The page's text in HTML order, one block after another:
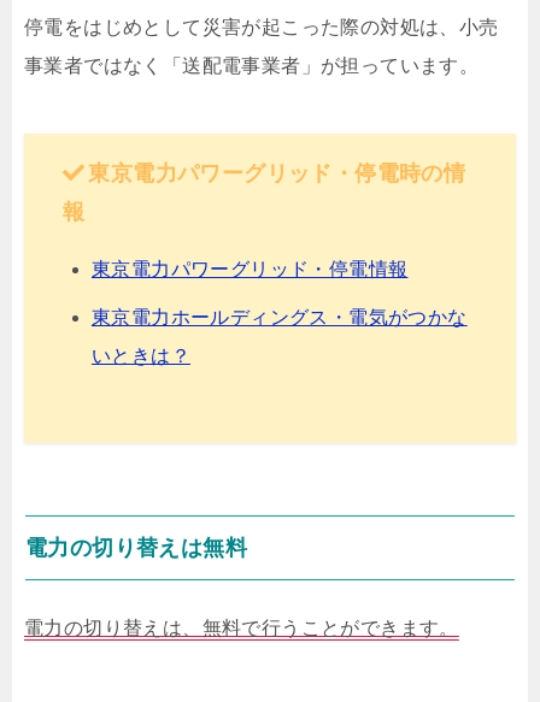
停電をはじめとして災害が起こった際の対処は、小売
事業者ではなく「送配電事業者」が担っています。
東京電力パワーグリッド・停電時の情
報
東京電力パワーグリッド・停電情報
東京電力ホールディングス・電気がつかな
いときは？
電力の切り替えは無料
電力の切り替えは、無料で行うことができます。